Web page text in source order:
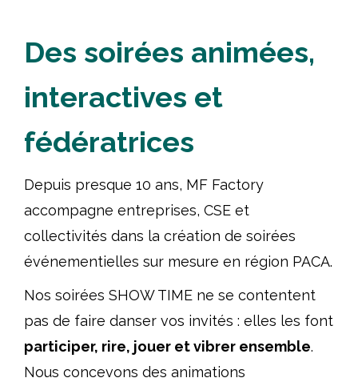
Des soirées animées,
interactives et
fédératrices
Depuis presque 10 ans, MF Factory
accompagne entreprises, CSE et
collectivités dans la création de soirées
événementielles sur mesure en région PACA.
Nos soirées SHOW TIME ne se contentent
pas de faire danser vos invités : elles les font
participer, rire, jouer et vibrer ensemble.
Nous concevons des animations